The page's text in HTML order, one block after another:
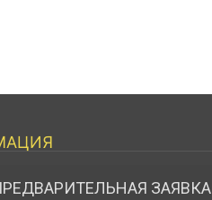
ЗАЯВКА